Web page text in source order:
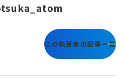
この執筆者の記事一覧